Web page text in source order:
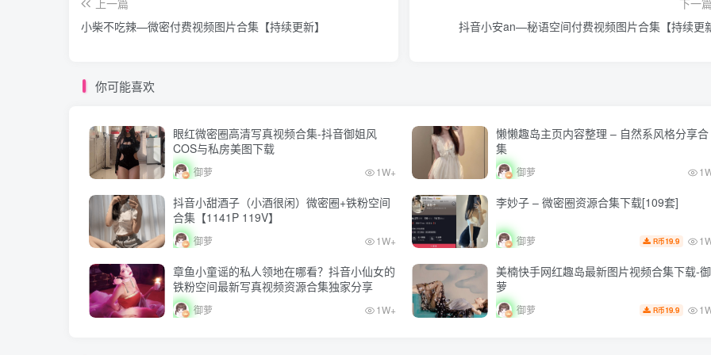
上一篇
小柴不吃辣—微密付费视频图片合集【持续更新】
下一篇
抖音小安an—秘语空间付费视频图片合集【持续更
你可能喜欢
眼红微密圈高清写真视频合集-抖音御姐风
COS与私房美图下载
御萝 1W+
懒懒趣岛主页内容整理 – 自然系风格分享合
集
御萝
抖音小甜酒子（小酒很闲）微密圈+铁粉空间
合集【1141P 119V】
御萝 1W+
李妙子 – 微密圈资源合集下载[109套]
御萝 R币19.9
章鱼小童谣的私人领地在哪看？抖音小仙女的
铁粉空间最新写真视频资源合集独家分享
御萝 1W+
美楠快手网红趣岛最新图片视频合集下载-御
萝
御萝 R币19.9